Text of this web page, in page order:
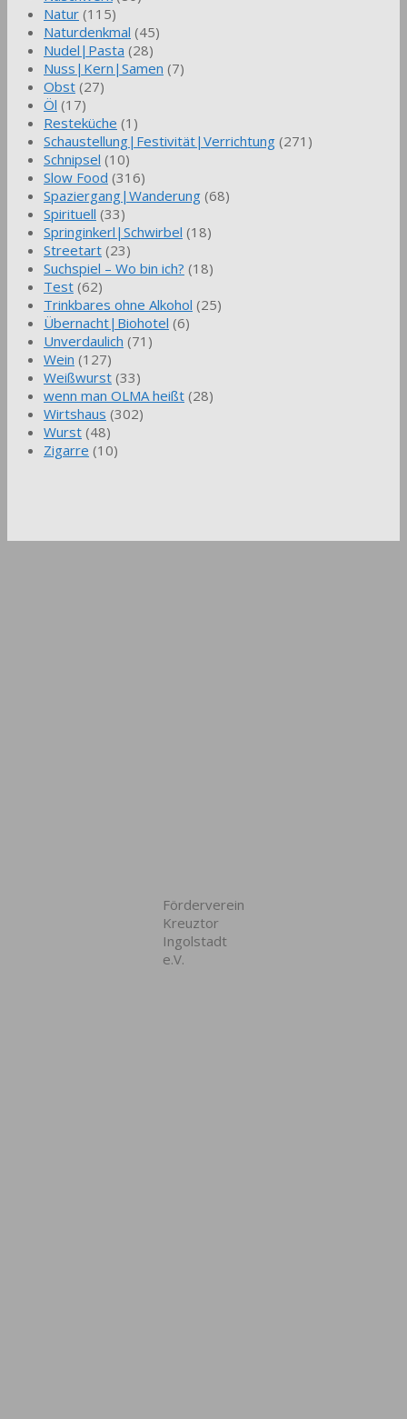
Natur (115)
Naturdenkmal (45)
Nudel|Pasta (28)
Nuss|Kern|Samen (7)
Obst (27)
Öl (17)
Resteküche (1)
Schaustellung|Festivität|Verrichtung (271)
Schnipsel (10)
Slow Food (316)
Spaziergang|Wanderung (68)
Spirituell (33)
Springinkerl|Schwirbel (18)
Streetart (23)
Suchspiel – Wo bin ich? (18)
Test (62)
Trinkbares ohne Alkohol (25)
Übernacht|Biohotel (6)
Unverdaulich (71)
Wein (127)
Weißwurst (33)
wenn man OLMA heißt (28)
Wirtshaus (302)
Wurst (48)
Zigarre (10)
Förderverein
Kreuztor
Ingolstadt
e.V.